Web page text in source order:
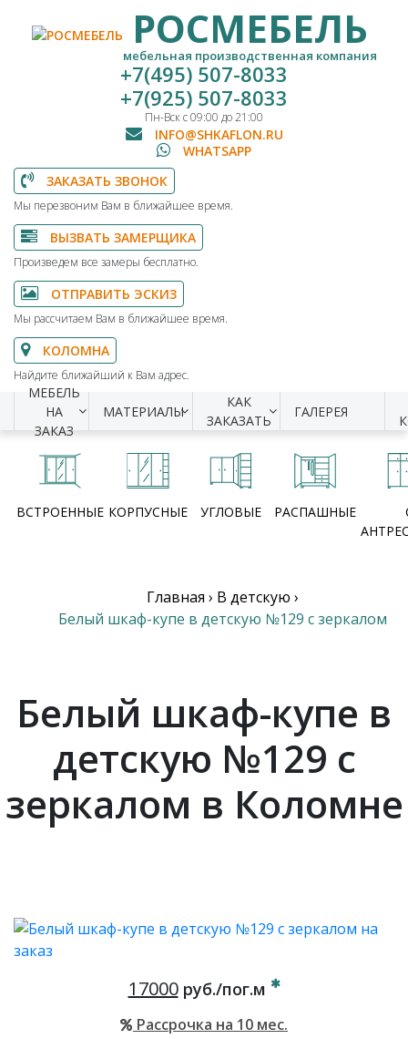
РОСМЕБЕЛЬ
мебельная производственная компания
+7(495) 507-8033
+7(925) 507-8033
Пн-Вск с 09:00 до 21:00
INFO@SHKAFLON.RU
WHATSAPP
ЗАКАЗАТЬ ЗВОНОК
Мы перезвоним Вам в ближайшее время.
ВЫЗВАТЬ ЗАМЕРЩИКА
Произведем все замеры бесплатно.
ОТПРАВИТЬ ЭСКИЗ
Мы рассчитаем Вам в ближайшее время.
КОЛОМНА
Найдите ближайший к Вам адрес.
МЕБЕЛЬ
НА
ЗАКАЗ
МАТЕРИАЛЫ
КАК
ЗАКАЗАТЬ
ГАЛЕРЕЯ
ВСТРОЕННЫЕ КОРПУСНЫЕ УГЛОВЫЕ РАСПАШНЫЕ
Главная › В детскую ›
Белый шкаф-купе в детскую №129 с зеркалом
Белый шкаф-купе в
детскую №129 с
зеркалом в Коломне
17000руб./пог.м
Рассрочка на 10 мес.